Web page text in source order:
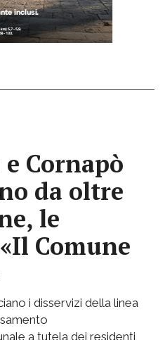
Cornapò
da oltre
le
Comune
i disservizi della linea
a tutela dei residenti